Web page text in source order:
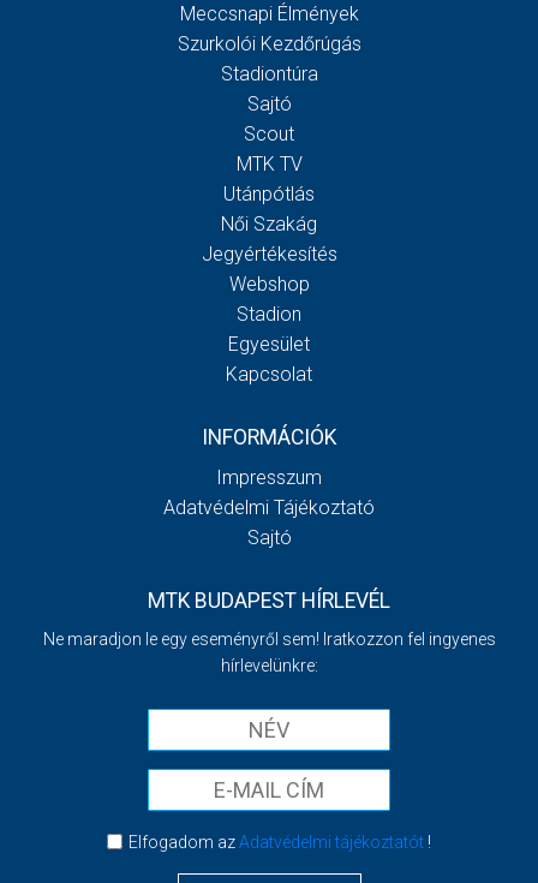
Meccsnapi Élmények
Szurkolói Kezdőrúgás
Stadiontúra
Sajtó
Scout
MTK TV
Utánpótlás
Női Szakág
Jegyértékesítés
Webshop
Stadion
Egyesület
Kapcsolat
INFORMÁCIÓK
Impresszum
Adatvédelmi Tájékoztató
Sajtó
MTK BUDAPEST HÍRLEVÉL
Ne maradjon le egy eseményről sem! Iratkozzon fel ingyenes
hírlevelünkre:
Elfogadom azAdatvédelmi tájékoztatót!